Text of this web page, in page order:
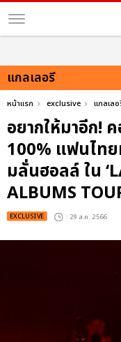
แกลเลอรี
หน้าแรก exclusive แกลเล
อยากให้มาอีก! ค
100% แฟนไท
มลั่นฮอลล์ ใน
ALBUMS
EXCLUSIVE : 29 ส.ค. 2566